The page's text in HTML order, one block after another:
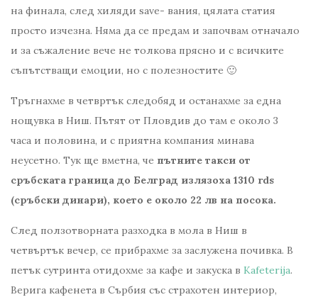
на финала, след хиляди save- вания, цялата статия
просто изчезна. Няма да се предам и започвам отначало
и за съжаление вече не толкова прясно и с всичките
съпътстващи емоции, но с полезностите 🙂
Тръгнахме в четвртък следобяд и останахме за една
нощувка в Ниш. Пътят от Пловдив до там е около 3
часа и половина, и с приятна компания минава
неусетно. Тук ще вметна, че пътните такси от
сръбската граница до Белград излязоха 1310 rds
(сръбски динари), което е около 22 лв на посока.
След ползотворната разходка в мола в Ниш в
четвъртък вечер, се прибрахме за заслужена почивка. В
петък сутринта отидохме за кафе и закуска в Kafeterija.
Верига кафенета в Сърбия със страхотен интериор,